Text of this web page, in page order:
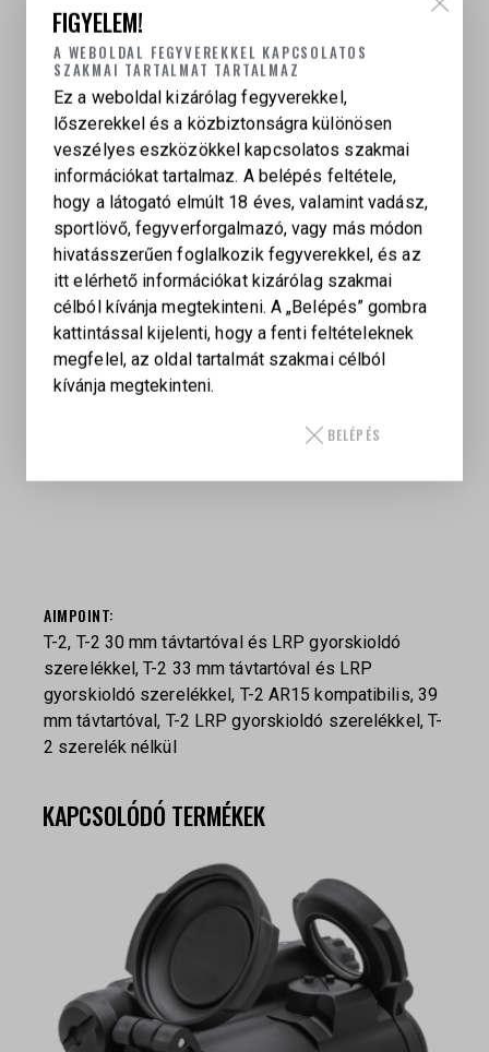
hátul átlátszó
Vízállóság: 25 m
Tárolási hőmérséklet: -51 °C – +71 °C
Üzemi hőmérséklet: -45 °C – +71 °C
Hőmérsékleti sokk: -45 °C és +71 °C között
működőképes
Páratűrés: RH 95%, +20 °C és +50 °C között,
ciklikus terhelés mellett
Ütésállóság X tengely: 500 g, 0,7–1,1 ms, 3 ütés
Ütésállóság Y tengely: 40 g ±4 g, 11 ±1 ms,
irányonként 2 ütés
Ütésállóság Z tengely: 40 g ±4 g, 11 ±1 ms,
irányonként 2 ütés
Rezgésállóság: 10–150 Hz szinuszos rezgés
10–30 Hz: ±1,587 mm amplitúdó
Vizsgálat: 1 oktáv/perc, X/Y/Z tengelyenként 30
AIMPOINT
T-2, T-2 30 mm távtartóval és LRP gyorskioldó
szerelékkel, T-2 33 mm távtartóval és LRP
gyorskioldó szerelékkel, T-2 AR15 kompatibilis, 39
mm távtartóval, T-2 LRP gyorskioldó szerelékkel, T-
2 szerelék nélkül
KAPCSOLÓDÓ TERMÉKEK
FIGYELEM!
A WEBOLDAL FEGYVEREKKEL KAPCSOLATOS
SZAKMAI TARTALMAT TARTALMAZ
Ez a weboldal kizárólag fegyverekkel,
lőszerekkel és a közbiztonságra különösen
veszélyes eszközökkel kapcsolatos szakmai
információkat tartalmaz. A belépés feltétele,
hogy a látogató elmúlt 18 éves, valamint vadász,
sportlövő, fegyverforgalmazó, vagy más módon
hivatásszerűen foglalkozik fegyverekkel, és az
itt elérhető információkat kizárólag szakmai
célból kívánja megtekinteni. A „Belépés” gombra
kattintással kijelenti, hogy a fenti feltételeknek
megfelel, az oldal tartalmát szakmai célból
kívánja megtekinteni.
BELÉPÉS